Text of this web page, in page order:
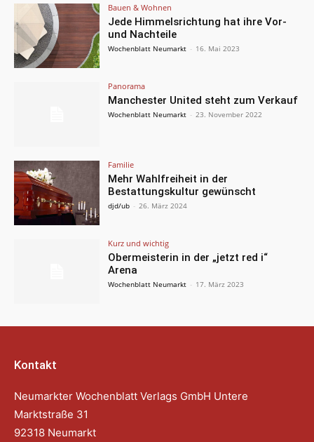
Bauen & Wohnen
Jede Himmelsrichtung hat ihre Vor-
und Nachteile
Wochenblatt Neumarkt - 16. Mai 2023
Panorama
Manchester United steht zum Verkauf
Wochenblatt Neumarkt - 23. November 2022
Familie
Mehr Wahlfreiheit in der
Bestattungskultur gewünscht
djd/ub - 26. März 2024
Kurz und wichtig
Obermeisterin in der „jetzt red i“
Arena
Wochenblatt Neumarkt - 17. März 2023
Kontakt
Neumarkter Wochenblatt Verlags GmbH Untere
Marktstraße 31
92318 Neumarkt